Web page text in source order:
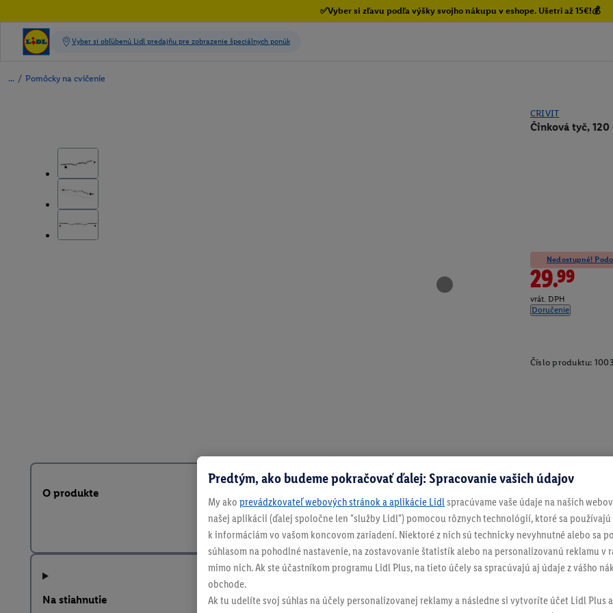
✅Vyber si zľavu podľa výšky svojho nákupu v eshope. Ušetri až 15€!💰
/ Pomôcky na cvičenie
CRIVIT
Činková tyč, 120
Nedostupné!
29.99
vrát. DPH
Doručenie
Číslo produktu:
O produkte
Na stiahnutie
Predtým, ako budeme pokračovať ďalej: Spracovanie vašich údajov
My ako prevádzkovateľ webových stránok a aplikácie Lidl spracúvame vaše údaje na našich
našej aplikácii (ďalej spoločne len "služby Lidl") pomocou rôznych technológií, ktoré sa
k informáciám vo vašom koncovom zariadení. Niektoré z nich sú technicky nevyhnutné alebo sa
súhlasom na pohodlné nastavenie, na zostavovanie štatistík alebo na personalizovanú reklamu v
mimo nich. Ak ste účastníkom programu Lidl Plus, na tieto účely sa spracúvajú aj údaje z vášho
obchode.
Ak tu udelíte svoj súhlas na účely personalizovanej reklamy a následne si vytvoríte účet Lidl Plus